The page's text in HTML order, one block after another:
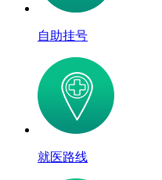
自助挂号
就医路线